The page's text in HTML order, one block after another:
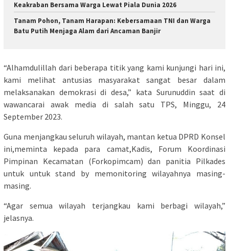
Keakraban Bersama Warga Lewat Piala Dunia 2026
Tanam Pohon, Tanam Harapan: Kebersamaan TNI dan Warga
Batu Putih Menjaga Alam dari Ancaman Banjir
“Alhamdulillah dari beberapa titik yang kami kunjungi hari ini,
kami melihat antusias masyarakat sangat besar dalam
melaksanakan demokrasi di desa,” kata Surunuddin saat di
wawancarai awak media di salah satu TPS, Minggu, 24
September 2023.
Guna menjangkau seluruh wilayah, mantan ketua DPRD Konsel
ini,meminta kepada para camat,Kadis, Forum Koordinasi
Pimpinan Kecamatan (Forkopimcam) dan panitia Pilkades
untuk untuk stand by memonitoring wilayahnya masing-
masing.
“Agar semua wilayah terjangkau kami berbagi wilayah,”
jelasnya.